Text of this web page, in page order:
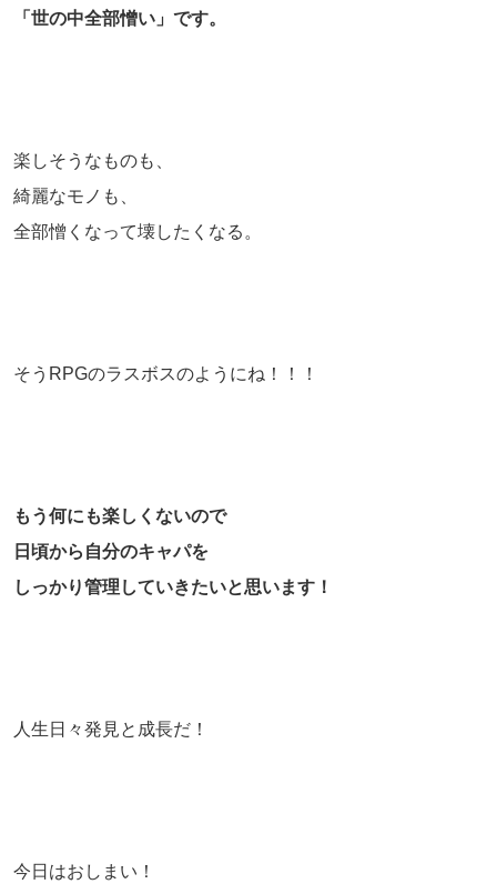
「世の中全部憎い」です。
楽しそうなものも、
綺麗なモノも、
全部憎くなって壊したくなる。
そうRPGのラスボスのようにね！！！
もう何にも楽しくないので
日頃から自分のキャパを
しっかり管理していきたいと思います！
人生日々発見と成長だ！
今日はおしまい！